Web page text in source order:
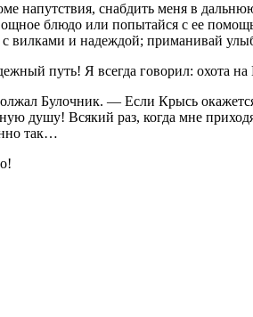
напутствия, снабдить меня в
блюдо или попытайся с ее
с вилками и надеждой; приманивай
путь! Я всегда говорил: охота
Булочник. — Если Крысь
душу! Всякий раз, когда мне
так…